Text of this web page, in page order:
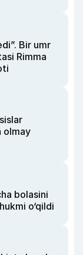
Bir umr
Rimma
olmay
bolasini
o‘qildi